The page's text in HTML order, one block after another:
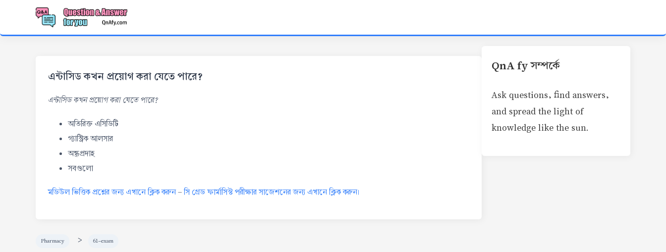
এন্টাসিড কখন প্রয়োগ করা যেতে পারে?
এন্টাসিড কখন প্রয়োগ করা যেতে পারে?
অতিরিক্ত এসিডিটি
গ্যাস্ট্রিক আলসার
অন্ধ্রপ্রদাহ
সবগুলো
মডিউল ভিত্তিক প্রশ্নের জন্য এখানে ক্লিক করুন-সি গ্রেড ফার্মাসিস্ট পরীক্ষার সাজেশনের জন্য এখানে ক্লিক করুন।
Pharmacy > 61-exam
QnA fy সম্পর্কে
Ask questions, find answers,
and spread the light of
knowledge like the sun.